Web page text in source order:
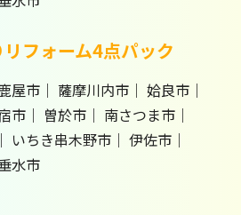
フォーム4点パック
屋市 薩摩川内市
姶良市
市 曽於市
南さつま市
いちき串木野市
伊佐市
水市